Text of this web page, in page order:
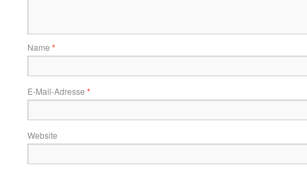
Name *
E-Mail-Adresse *
Website